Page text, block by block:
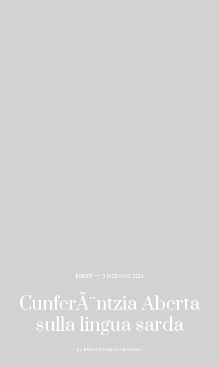
EVENTI 3 DICEMBRE 2024
CunferÃ¨ntzia Aberta
sulla lingua sarda
by REDAZIONEINSARDEGNA